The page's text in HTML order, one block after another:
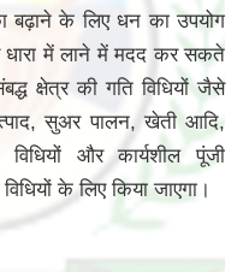
बढ़ाने के लिए धन का उपयोग
में लाने में मदद कर सकते
क्षेत्र की गति विधियों जैसे
सुअर पालन, खेती आदि,
और कार्यशील पूंजी
के लिए किया जाएगा।